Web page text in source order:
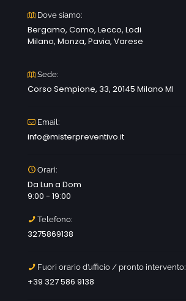
Dove siamo:
Bergamo, Como, Lecco, Lodi
Milano, Monza, Pavia, Varese
Sede:
Corso Sempione, 33, 20145 Milano MI
Email:
info@misterpreventivo.it
Orari:
Da Lun a Dom
9:00 - 19:00
Telefono:
3275869138
Fuori orario d’ufficio / pronto intervento:
+39 327 586 9138